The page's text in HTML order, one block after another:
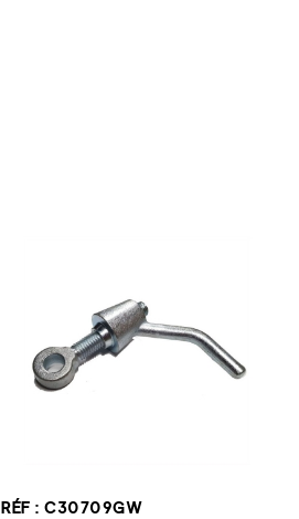
RÉF : C30709GW